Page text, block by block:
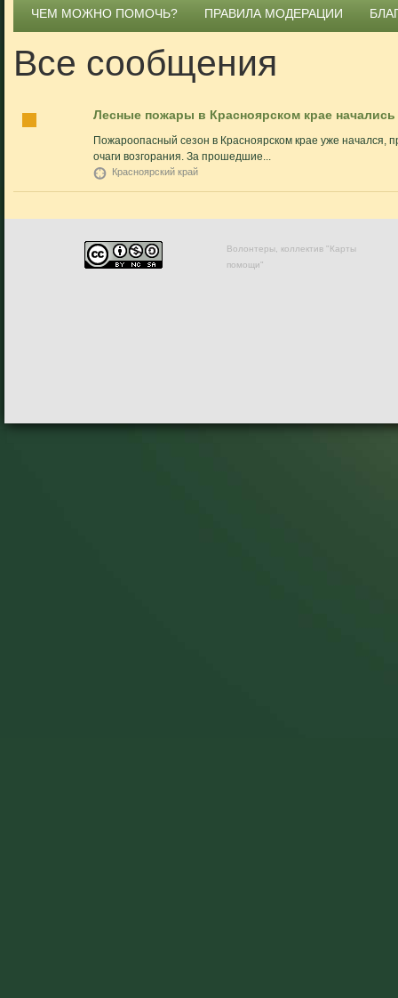
ЧЕМ МОЖНО ПОМОЧЬ?
ПРАВИЛА МОДЕРАЦИИ
Все сообщения
Лесные пожары в Красноярском крае
Пожароопасный сезон в Красноярском крае уже начался,
очаги возгорания. За прошедшие...
Красноярский край
Волонтеры, коллектив "Карты
помощи"